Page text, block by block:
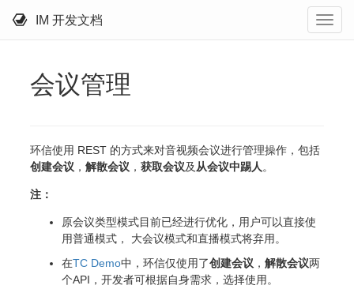
IM 开发文档
会议管理
环信使用 REST 的方式来对音视频会议进行管理操作，包括
创建会议 ， 解散会议 ， 获取会议及从会议中踢人。
注：
原会议类型模式目前已经进行优化，用户可以直接使
用普通模式， 大会议模式和直播模式将弃用。
在TC Demo中，环信仅使用了创建会议 ， 解散会议两
个API，开发者可根据自身需求，选择使用。